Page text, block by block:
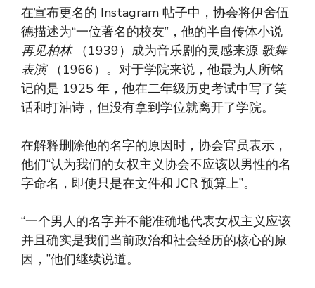
在宣布更名的 Instagram 帖子中，协会将伊舍伍
德描述为“一位著名的校友”，他的半自传体小说
再见柏林（1939）成为音乐剧的灵感来源 歌舞
表演（1966）。对于学院来说，他最为人所铭
记的是 1925 年，他在二年级历史考试中写了笑
话和打油诗，但没有拿到学位就离开了学院。
在解释删除他的名字的原因时，协会官员表示，
他们“认为我们的女权主义协会不应该以男性的名
字命名，即使只是在文件和 JCR 预算上”。
“一个男人的名字并不能准确地代表女权主义应该
并且确实是我们当前政治和社会经历的核心的原
因，”他们继续说道。